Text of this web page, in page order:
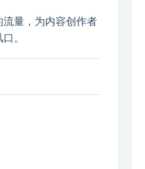
量，为内容创作者
。